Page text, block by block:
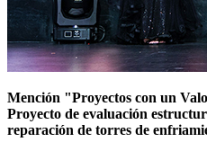
Mención "Proyectos con un
Proyecto de evaluación
reparación de torres de